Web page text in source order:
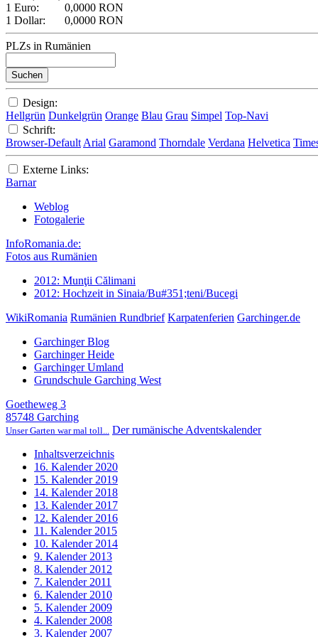
1 Euro:
0,0000 RON
1 Dollar:
0,0000 RON
PLZs in Rumänien
Design:
Hellgrün Dunkelgrün Orange Blau Grau Simpel Top-Navi
Schrift:
Browser-Default Arial Garamond Thorndale Verdana Helvetica
Externe Links:
Barnar
Weblog
Fotogalerie
InfoRomania.de:
Fotos aus Rumänien
2012: Munţii Călimani
2012: Hochzeit in Sinaia/Bu#351;teni/Bucegi
WikiRomania Rumänien Rundbrief Karpatenferien Garchinger.de
Garchinger Blog
Garchinger Heide
Garchinger Umland
Grundschule Garching West
Goetheweg 3
85748 Garching
Unser Garten war mal toll... Der rumänische Adventskalender
Inhaltsverzeichnis
16. Kalender 2020
15. Kalender 2019
14. Kalender 2018
13. Kalender 2017
12. Kalender 2016
11. Kalender 2015
10. Kalender 2014
9. Kalender 2013
8. Kalender 2012
7. Kalender 2011
6. Kalender 2010
5. Kalender 2009
4. Kalender 2008
3. Kalender 2007